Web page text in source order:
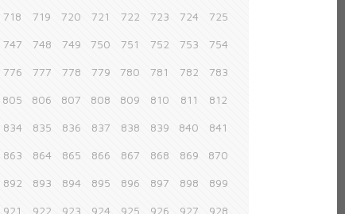
718 719 720 721 722 723 724 725
747 748 749 750 751 752 753 754
776 777 778 779 780 781 782 783
805 806 807 808 809 810 811 812
834 835 836 837 838 839 840 841
863 864 865 866 867 868 869 870
892 893 894 895 896 897 898 899
921 922 923 924 925 926 927 928